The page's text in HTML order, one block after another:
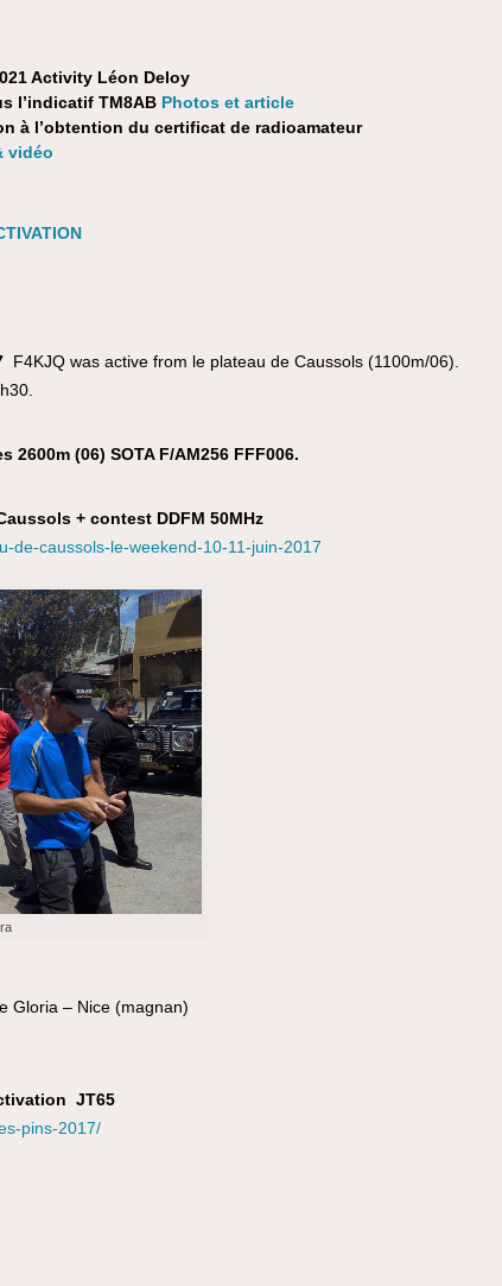
Activity Léon Deloy
l’indicatif TM8AB Photos et article
à l’obtention du certificat de radioamateur
vidéo
F4KJQ was active from le plateau de Caussols (1100m/06).
(06) SOTA F/AM256 FFF006.
+ contest DDFM 50MHz
de-caussols-le-weekend-10-11-juin-2017
Gloria – Nice (magnan)
JT65
pins-2017/